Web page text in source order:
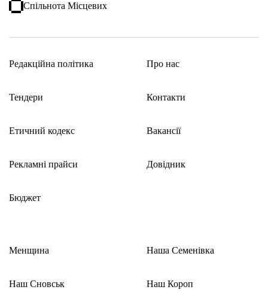
Спільнота Місцевих
Редакційна політика
Тендери
Етичний кодекс
Рекламні прайси
Бюджет
Про нас
Контакти
Вакансії
Довідник
Менщина
Наш Сновськ
Наша Семенівка
Наш Короп